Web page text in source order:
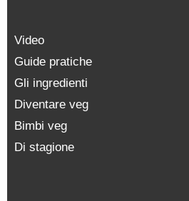
Video
Guide pratiche
Gli ingredienti
Diventare veg
Bimbi veg
Di stagione